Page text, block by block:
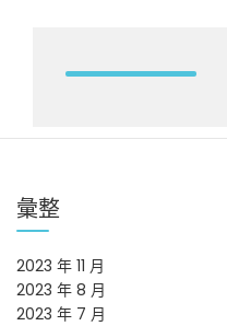
彙整
2023 年 11 月
2023 年 8 月
2023 年 7 月